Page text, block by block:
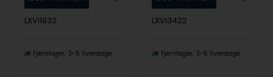
LXVI1932
Fjernlager 3-5 hverdage
LXVI3422
Fjernlager 3-5 hverdage